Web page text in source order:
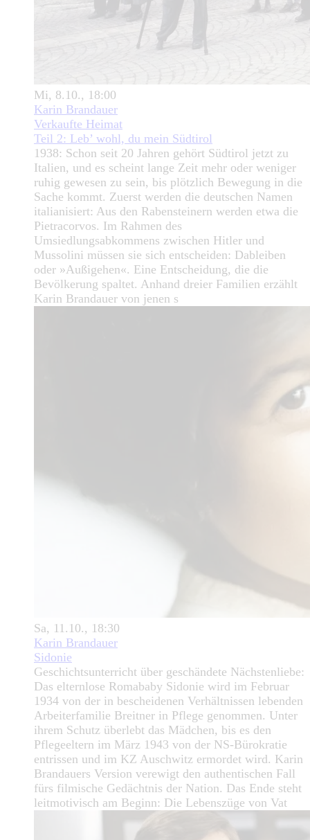
Mi, 8.10., 18:00
Karin Brandauer
Verkaufte Heimat
Teil 2: Leb’ wohl, du mein Südtirol
1938: Schon seit 20 Jahren gehört Südtirol jetzt zu
Italien, und es scheint lange Zeit mehr oder weniger
ruhig gewesen zu sein, bis plötzlich Bewegung in die
Sache kommt. Zuerst werden die deutschen Namen
italianisiert: Aus den Rabensteinern werden etwa die
Pietracorvos. Im Rahmen des
Umsiedlungsabkommens zwischen Hitler und
Mussolini müssen sie sich entscheiden: Dableiben
oder »Außigehen«. Eine Entscheidung, die die
Bevölkerung spaltet. Anhand dreier Familien erzählt
Karin Brandauer von jenen s
Sa, 11.10., 18:30
Karin Brandauer
Sidonie
Geschichtsunterricht über geschändete Nächstenliebe:
Das elternlose Romababy Sidonie wird im Februar
1934 von der in bescheidenen Verhältnissen lebenden
Arbeiterfamilie Breitner in Pflege genommen. Unter
ihrem Schutz überlebt das Mädchen, bis es den
Pflegeeltern im März 1943 von der NS-Bürokratie
entrissen und im KZ Auschwitz ermordet wird. Karin
Brandauers Version verewigt den authentischen Fall
fürs filmische Gedächtnis der Nation. Das Ende steht
leitmotivisch am Beginn: Die Lebenszüge von Vat